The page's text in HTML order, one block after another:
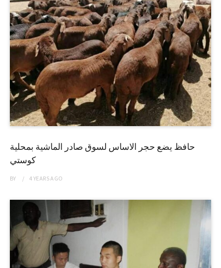
حافظ يضع حجر الاساس لسوق صادر الماشية بمحلية
كوستي
BY 4 YEARSAGO